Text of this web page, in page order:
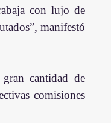
con lujo de
manifestó
cantidad de
comisiones